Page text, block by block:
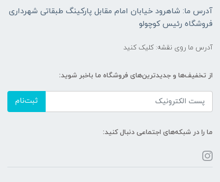
آدرس ما: شاهرود خیابان امام مقابل پارکینگ طبقاتی شهرداری
فروشگاه رئیس کوچولو
آدرس ما روی نقشه: کلیک کنید
از تخفیف‌ها و جدیدترین‌های فروشگاه ما باخبر شوید:
ثبت‌نام
ما را در شبکه‌های اجتماعی دنبال کنید: